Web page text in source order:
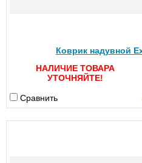
Коврик надувной
НАЛИЧИЕ ТОВАРА
УТОЧНЯЙТЕ!
Сравнить